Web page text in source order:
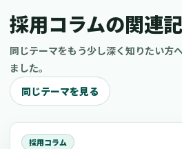
採用コラムの関連
同じテーマをもう少し深く知りたい方
ました。
同じテーマを見る
採用コラム